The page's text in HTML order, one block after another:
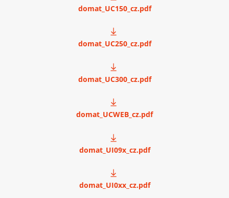
domat_UC150_cz.pdf
domat_UC250_cz.pdf
domat_UC300_cz.pdf
domat_UCWEB_cz.pdf
domat_UI09x_cz.pdf
domat_UI0xx_cz.pdf